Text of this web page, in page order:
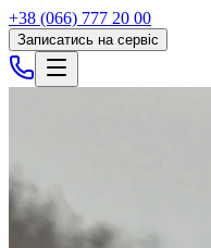
+38 (066) 777 20 00
Записатись на сервіс